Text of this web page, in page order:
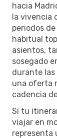
hacia
la vivencia
periodos
habitual
asientos,
sosegado
durante las
una oferta
cadencia
Si tu
viajar en
representa